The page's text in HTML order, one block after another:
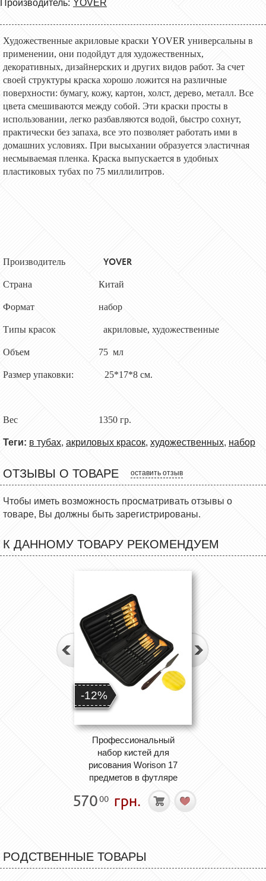
Производитель: YOVER
Художественные акриловые краски YOVER универсальны в
применении, они подойдут для художественных,
декоративных, дизайнерских и других видов работ. За счет
своей структуры краска хорошо ложится на различные
поверхности: бумагу, кожу, картон, холст, дерево, металл. Все
цвета смешиваются между собой. Эти краски просты в
использовании, легко разбавляются водой, быстро сохнут,
практически без запаха, все это позволяет работать ими в
домашних условиях. При высыхании образуется эластичная
несмываемая пленка. Краска выпускается в удобных
пластиковых тубах по 75 миллилитров.
Производитель YOVER
Страна Китай
Формат набор
Типы красок акриловые, художественные
Объем 75 мл
Размер упаковки: 25*17*8 см.
Вес 1350 гр.
Теги: в тубах, акриловых красок, художественных, набор
ОТЗЫВЫ О ТОВАРЕ оставить отзыв
Чтобы иметь возможность просматривать отзывы о
товаре, Вы должны быть зарегистрированы.
К ДАННОМУ ТОВАРУ РЕКОМЕНДУЕМ
-12%
Профессиональный
набор кистей для
рисования Worison 17
предметов в футляре
57000 грн.
РОДСТВЕННЫЕ ТОВАРЫ